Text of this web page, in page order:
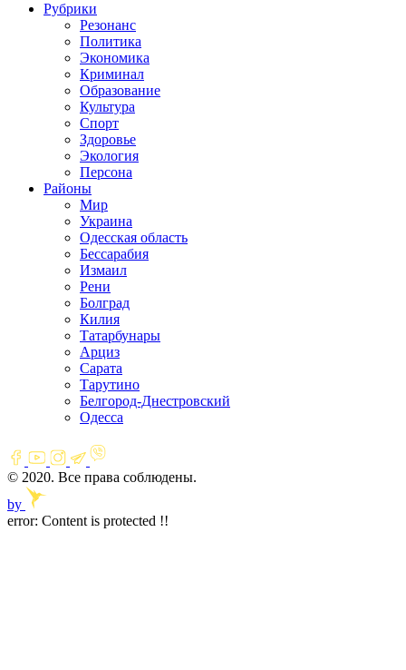
Рубрики
Резонанс
Политика
Экономика
Криминал
Образование
Культура
Спорт
Здоровье
Экология
Персона
Районы
Мир
Украина
Одесская область
Бессарабия
Измаил
Рени
Болград
Килия
Татарбунары
Арциз
Сарата
Тарутино
Белгород-Днестровский
Одесса
© 2020. Все права соблюдены.
by
error: Content is protected !!